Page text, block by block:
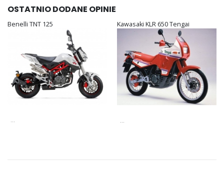
OSTATNIO DODANE OPINIE
Benelli TNT 125
...
Kawasaki KLR 650 Tengai
...